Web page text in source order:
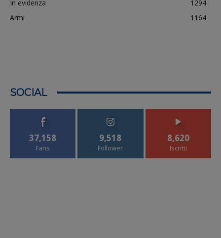
In evidenza
1294
Armi
1164
SOCIAL
37,158
Fans
9,518
Follower
8,620
Iscritti